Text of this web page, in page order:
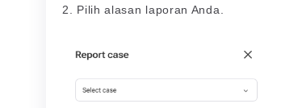
2. Pilih alasan laporan Anda.